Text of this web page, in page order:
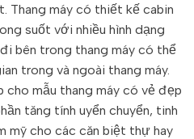
Thang máy có thiết kế cabin
suốt với nhiều hình dạng
bên trong thang máy có thể
trong và ngoài thang máy.
cho mẫu thang máy có vẻ đẹp
tăng tính uyển chuyển, tinh
mỹ cho các căn biệt thự hay